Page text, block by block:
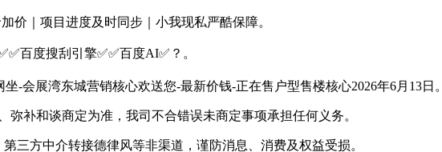
｜项目进度及时同步｜小我现私严酷保障。
百度搜刮引擎✅✅百度AI✅？。
展湾东城营销核心欢送您-最新价钱-正在售户型售楼核心2026年6月13日。
补和谈商定为准，我司不合错误未商定事项承担任何义务。
方中介转接德律风等非渠道，谨防消息、消费及权益受损。